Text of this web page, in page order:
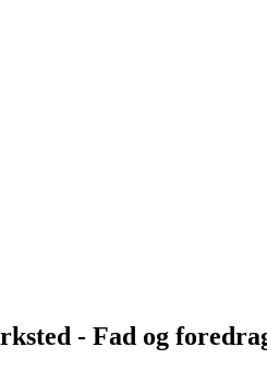
- Fad og